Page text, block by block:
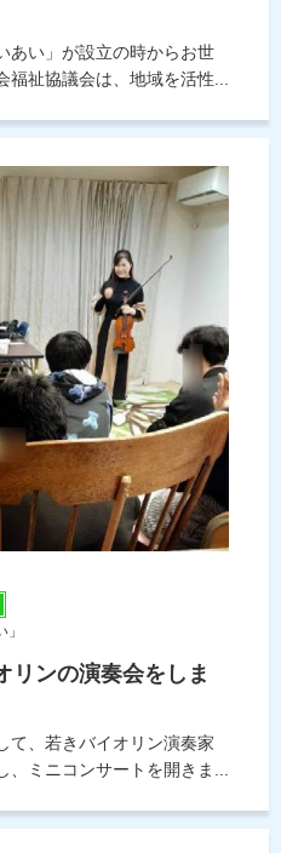
あい」が設立の時からお世
祉協議会は、地域を活性...
リンの演奏会をしま
、若きバイオリン演奏家
ミニコンサートを開きま...